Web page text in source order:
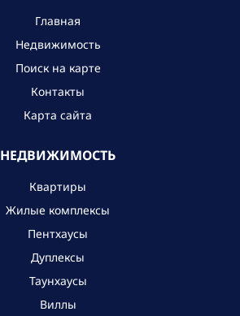
Главная
Недвижимость
Поиск на карте
Контакты
Карта сайта
НЕДВИЖИМОСТЬ
Квартиры
Жилые комплексы
Пентхаусы
Дуплексы
Таунхаусы
Виллы